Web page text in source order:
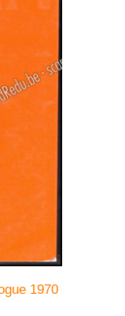
1970